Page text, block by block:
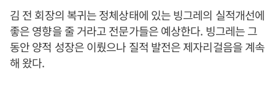
김 전 회장의 복귀는 정체상태에 있는 빙그레의 실적개선에
좋은 영향을 줄 거라고 전문가들은 예상한다. 빙그레는 그
동안 양적 성장은 이뤘으나 질적 발전은 제자리걸음을 계속
해 왔다.